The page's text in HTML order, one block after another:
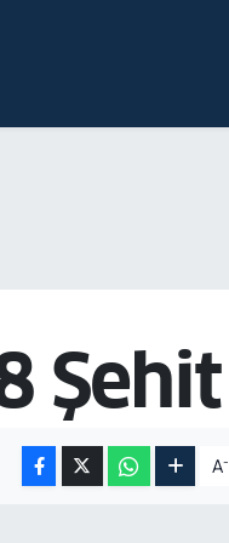
Şehit
A-